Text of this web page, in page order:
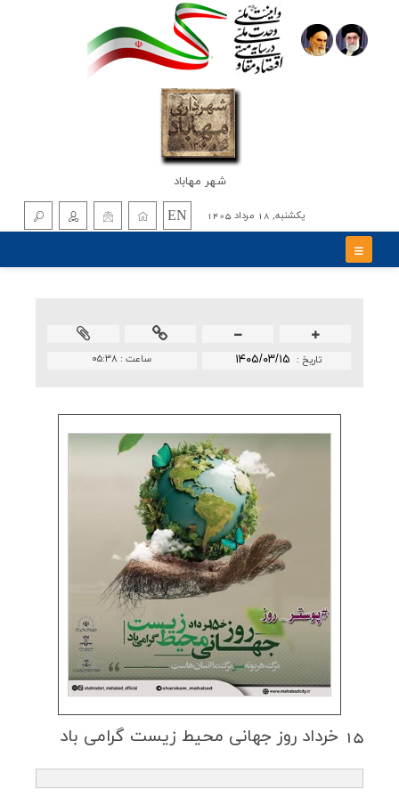
شهر مهاباد
يکشنبه, 18 مرداد 1405 EN
ساعت : ۰۵:۳۸ تاريخ : ۱۴۰۵/۰۳/۱۵
15 خرداد روز جهانی محیط زیست گرامی باد